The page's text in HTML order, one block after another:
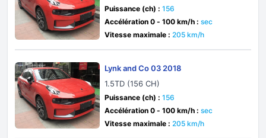
Puissance (ch) : 156
Accélération 0 - 100 km/h : sec
Vitesse maximale : 205 km/h
Lynk and Co 03 2018
1.5TD (156 CH)
Puissance (ch) : 156
Accélération 0 - 100 km/h : sec
Vitesse maximale : 205 km/h